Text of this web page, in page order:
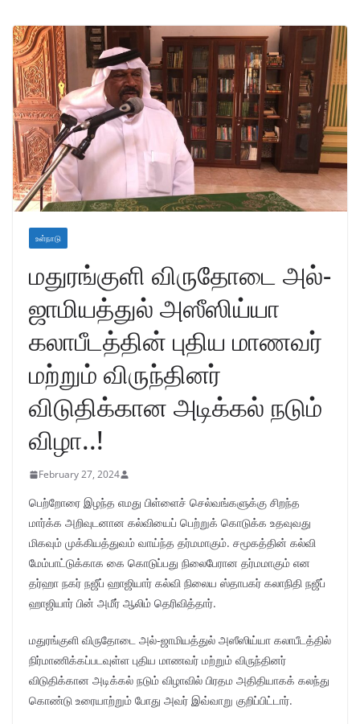
உள்நாடு
மதுரங்குளி விருதோடை அல்-
ஜாமியத்துல் அஸீஸிய்யா
கலாபீடத்தின் புதிய மாணவர்
மற்றும் விருந்தினர்
விடுதிக்கான அடிக்கல் நடும்
விழா..!
February 27, 2024
பெற்றோரை இழந்த எமது பிள்ளைச் செல்வங்களுக்கு சிறந்த
மார்க்க அறிவுடனான கல்வியைப் பெற்றுக் கொடுக்க உதவுவது
மிகவும் முக்கியத்துவம் வாய்ந்த தர்மமாகும். சமூகத்தின் கல்வி
மேம்பாட்டுக்காக கை கொடுப்பது நிலைபேரான தர்மமாகும் என
தர்ஹா நகர் நஜீப் ஹாஜியார் கல்வி நிலைய ஸ்தாபகர் கலாநிதி நஜீப்
ஹாஜியார் பின் அமீர் ஆலிம் தெரிவித்தார்.
மதுரங்குளி விருதோடை அல்-ஜாமியத்துல் அஸீஸிய்யா கலாபீடத்தில்
நிர்மாணிக்கப்படவுள்ள புதிய மாணவர் மற்றும் விருந்தினர்
விடுதிக்கான அடிக்கல் நடும் விழாவில் பிரதம அதிதியாகக் கலந்து
கொண்டு உரையாற்றும் போது அவர் இவ்வாறு குறிப்பிட்டார்.